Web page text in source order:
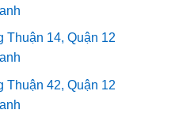
14, Quận 12
42, Quận 12